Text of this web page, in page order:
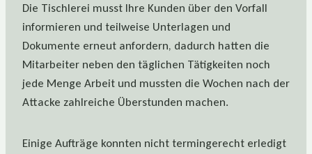
Die Tischlerei musst Ihre Kunden über den Vorfall
informieren und teilweise Unterlagen und
Dokumente erneut anfordern, dadurch hatten die
Mitarbeiter neben den täglichen Tätigkeiten noch
jede Menge Arbeit und mussten die Wochen nach der
Attacke zahlreiche Überstunden machen.
Einige Aufträge konnten nicht termingerecht erledigt